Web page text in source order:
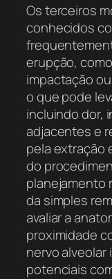
Os terceiros
conhecidos
erupção,
impactação
o que pode
incluindo dor,
adjacentes e
pela extração
do
planejamento
da simples
avaliar a
proximidade
nervo alveolar
potenciais